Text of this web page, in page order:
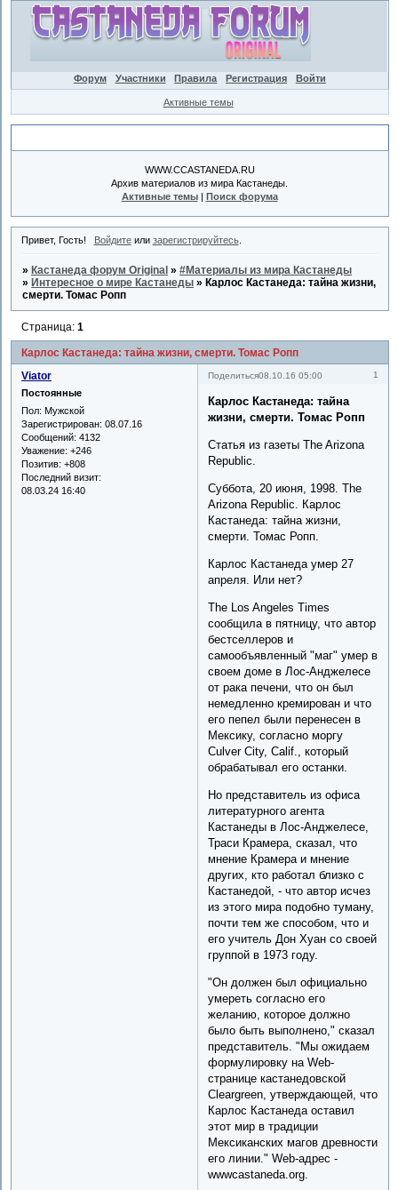
Форум Участники Правила Регистрация Войти
Активные темы
WWW.CCASTANEDA.RU
Архив материалов из мира Кастанеды.
Активные темы| Поиск форума
Привет, Гость! Войдитеили зарегистрируйтесь.
» Кастанеда форум Original »#Материалы из мира Кастанеды
» Интересное о мире Кастанеды » Карлос Кастанеда: тайна жизни,
смерти. Томас Ропп
Карлос Кастанеда: тайна жизни, смерти. Томас Ропп
Страница:1
Поделиться 1
08.10.16 05:00
Viator
Постоянные
Пол: Мужской
Зарегистрирован: 08.07.16
Сообщений: 4132
Уважение: +246
Позитив: +808
Последний визит:
08.03.24 16:40
Карлос Кастанеда: тайна
жизни, смерти. Томас Ропп
Статья из газеты The Arizona
Republic.
Суббота, 20 июня, 1998. The
Arizona Republic. Карлос
Кастанеда: тайна жизни,
смерти. Томас Ропп.
Карлос Кастанеда умер 27
апреля. Или нет?
The Los Angeles Times
сообщила в пятницу, что автор
бестселлеров и
самообъявленный "маг" умер в
своем доме в Лос-Анджелесе
от рака печени, что он был
немедленно кремирован и что
его пепел были перенесен в
Мексику, согласно моргу
Culver City, Calif., который
обрабатывал его останки.
Но представитель из офиса
литературного агента
Кастанеды в Лос-Анджелесе,
Траси Крамера, сказал, что
мнение Крамера и мнение
других, кто работал близко с
Кастанедой, - что автор исчез
из этого мира подобно туману,
почти тем же способом, что и
его учитель Дон Хуан со своей
группой в 1973 году.
"Он должен был официально
умереть согласно его
желанию, которое должно
было быть выполнено," сказал
представитель. "Мы ожидаем
формулировку на Web-
странице кастанедовской
Cleargreen, утверждающей, что
Карлос Кастанеда оставил
этот мир в традиции
Мексиканских магов древности
его линии." Web-адрес -
wwwcastaneda.org.